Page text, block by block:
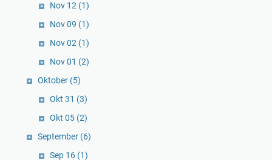
Nov 12 (1)
Nov 09 (1)
Nov 02 (1)
Nov 01 (2)
Oktober (5)
Okt 31 (3)
Okt 05 (2)
September (6)
Sep 16 (1)